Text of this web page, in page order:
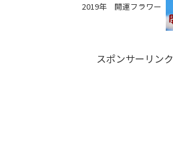
2019年 開運フラワー
スポンサーリンク